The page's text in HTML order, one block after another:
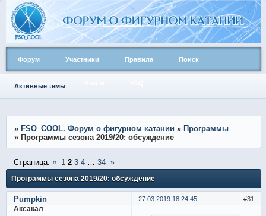
Форум Участники Правила Поиск
Активные темы
» FSO_COOL. Форум о фигурном катании » Программы
» Программы сезона 2019/20: обсуждение
Программы сезона 2019/20: обсуждение
Страница: « 1 2 3 4 34 »
31
27.03.2019 18:24:45
Pumpkin
Аксакал